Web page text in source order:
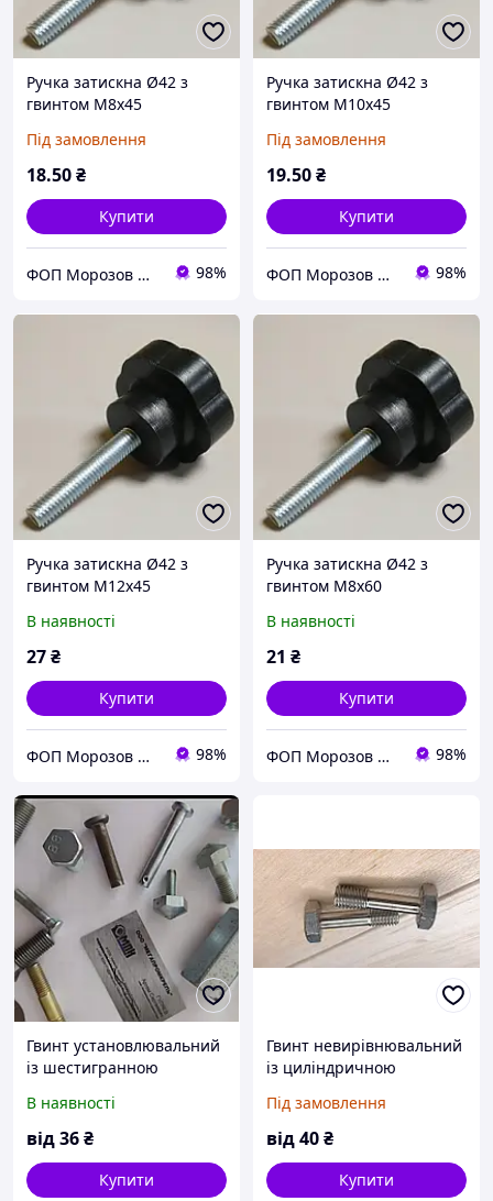
Ручка затискна Ø42 з
гвинтом М8х45
Під замовлення
18.50₴
Купити
ФОП Морозов Ю.О. 98%
Ручка затискна Ø42 з
гвинтом М10х45
Під замовлення
19.50₴
Купити
ФОП Морозов Ю.О. 98%
Ручка затискна Ø42 з
гвинтом М12х45
В наявності
27₴
Купити
ФОП Морозов Ю.О. 98%
Ручка затискна Ø42 з
гвинтом М8х60
В наявності
21 ₴
Купити
ФОП Морозов Ю.О. 98%
Гвинт установлювальний
із шестигранною
В наявності
від36₴
Купити
Гвинт невирівнювальний
із циліндричною
Під замовлення
від40₴
Купити